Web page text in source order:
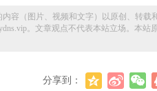
内容（图片、视频和文字）以原创、转
。文章观点不代表本站立场。本
分享到：